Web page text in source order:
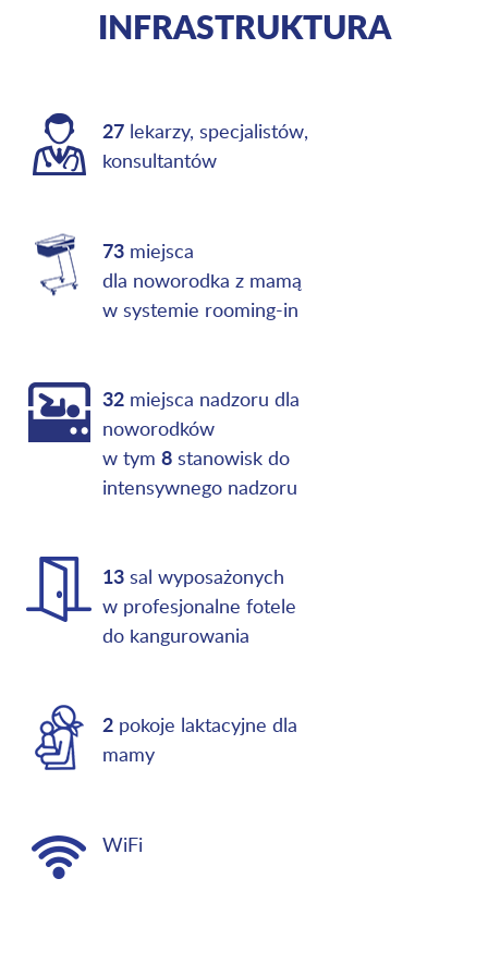
INFRASTRUKTURA
27 lekarzy, specjalistów,
konsultantów
73 miejsca
dla noworodka z mamą
w systemie rooming-in
32 miejsca nadzoru dla
noworodków
w tym 8 stanowisk do
intensywnego nadzoru
13 sal wyposażonych
w profesjonalne fotele
do kangurowania
2 pokoje laktacyjne dla
mamy
WiFi